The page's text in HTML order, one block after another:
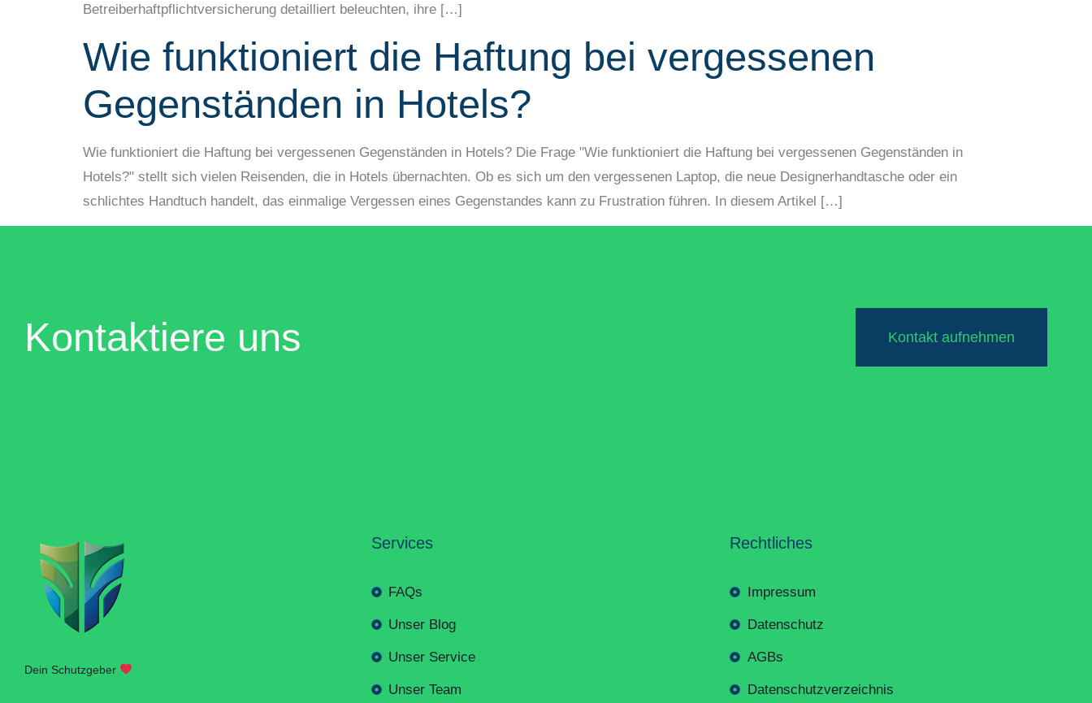
Betreiberhaftpflichtversicherung detailliert beleuchten, ihre […]
Wie funktioniert die Haftung bei vergessenen
Gegenständen in Hotels?
Wie funktioniert die Haftung bei vergessenen Gegenständen in Hotels? Die Frage "Wie funktioniert die Haftung bei vergessenen Gegenständen in
Hotels?" stellt sich vielen Reisenden, die in Hotels übernachten. Ob es sich um den vergessenen Laptop, die neue Designerhandtasche oder ein
schlichtes Handtuch handelt, das einmalige Vergessen eines Gegenstandes kann zu Frustration führen. In diesem Artikel […]
Kontaktiere uns Kontakt aufnehmen
Dein Schutzgeber
Services
FAQs
Unser Blog
Unser Service
Unser Team
Rechtliches
Impressum
Datenschutz
AGBs
Datenschutzverzeichnis